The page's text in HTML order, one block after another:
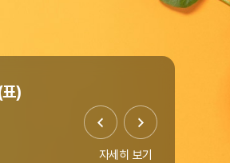
회
)
자세히 보기